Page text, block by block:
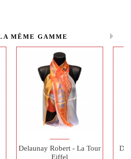
MÊME GAMME
Delaunay Robert - La Tour
Eiffel